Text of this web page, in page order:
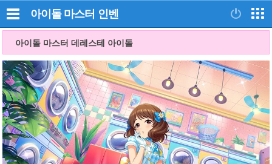
아이돌 마스터 인벤
아이돌 마스터 데레스테 아이돌